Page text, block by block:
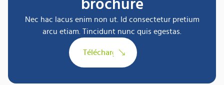
brochure
Nec hac lacus enim non ut. Id consectetur pretium
arcu etiam. Tincidunt nunc quis egestas.
Télécharger